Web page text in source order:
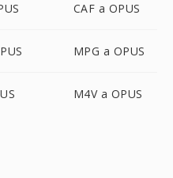
CAF a OPUS
MPG a OPUS
M4V a OPUS